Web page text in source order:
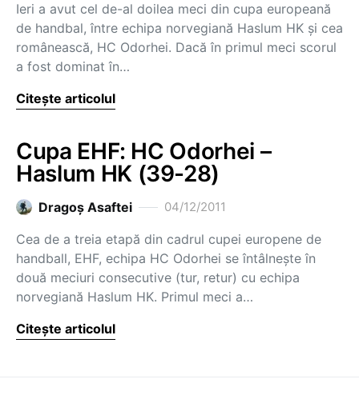
Ieri a avut cel de-al doilea meci din cupa europeană
de handbal, între echipa norvegiană Haslum HK și cea
românească, HC Odorhei. Dacă în primul meci scorul
a fost dominat în…
Citește articolul
Cupa EHF: HC Odorhei –
Haslum HK (39-28)
Dragoş Asaftei 04/12/2011
Cea de a treia etapă din cadrul cupei europene de
handball, EHF, echipa HC Odorhei se întâlnește în
două meciuri consecutive (tur, retur) cu echipa
norvegiană Haslum HK. Primul meci a…
Citește articolul